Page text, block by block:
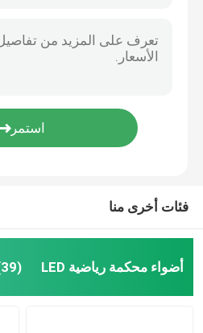
فئات أخرى منا
أضواء محكمة رياضية LED (39)